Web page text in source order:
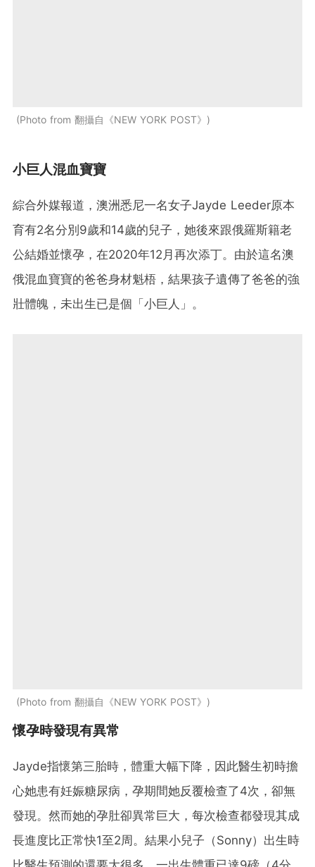
Photo from 翻攝自《NEW YORK POST》
小巨人混血寶寶
綜合外媒報道，澳洲悉尼一名女子Jayde Leeder原本
育有2名分別9歲和14歲的兒子，她後來跟俄羅斯籍老
公結婚並懷孕，在2020年12月再次添丁。由於這名澳
俄混血寶寶的爸爸身材魁梧，結果孩子遺傳了爸爸的強
壯體魄，未出生已是個「小巨人」。
Photo from 翻攝自《NEW YORK POST》
懷孕時發現有異常
Jayde指懷第三胎時，體重大幅下降，因此醫生初時擔
心她患有妊娠糖尿病，孕期間她反覆檢查了4次，卻無
發現。然而她的孕肚卻異常巨大，每次檢查都發現其成
長進度比正常快1至2周。結果小兒子（Sonny）出生時